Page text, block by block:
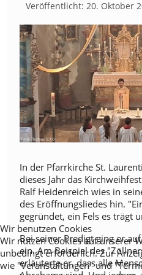
Veröffentlicht: 20. Oktober
In der Pfarrkirche St.
dieses Jahr das
Ralf Heidenreich wies in
des Eröffnungsliedes hin.
gegründet, ein Fels es trägt
Bei seiner Predigt ging er
ein. Am Beispiel des
erläuterte er, dass alle
Wir benutzen Cookies
Wir nutzen Cookies auf unserer
unbedingt erforderlich. Zur
wie "Veranstaltungen" und